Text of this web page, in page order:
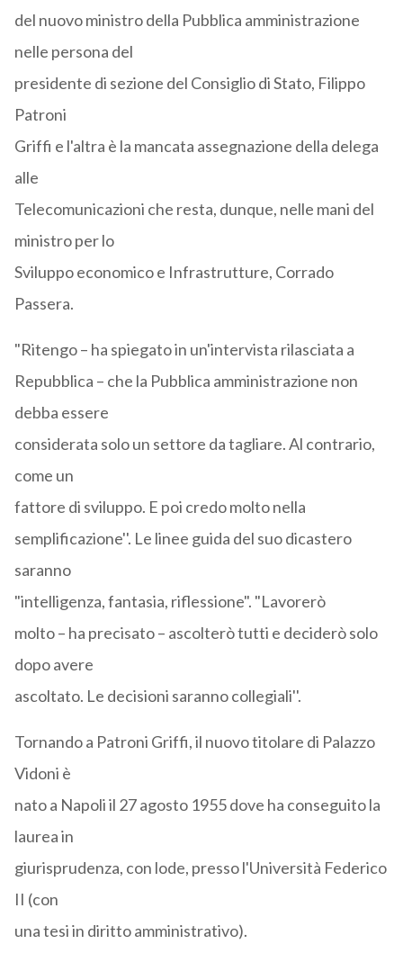
del nuovo ministro della Pubblica amministrazione
nelle persona del
presidente di sezione del Consiglio di Stato, Filippo
Patroni
Griffi e l'altra è la mancata assegnazione della delega
alle
Telecomunicazioni che resta, dunque, nelle mani del
ministro per lo
Sviluppo economico e Infrastrutture, Corrado
Passera.
"Ritengo – ha spiegato in un'intervista rilasciata a
Repubblica – che la Pubblica amministrazione non
debba essere
considerata solo un settore da tagliare. Al contrario,
come un
fattore di sviluppo. E poi credo molto nella
semplificazione''. Le linee guida del suo dicastero
saranno
"intelligenza, fantasia, riflessione". "Lavorerò
molto – ha precisato – ascolterò tutti e deciderò solo
dopo avere
ascoltato. Le decisioni saranno collegiali''.
Tornando a Patroni Griffi, il nuovo titolare di Palazzo
Vidoni è
nato a Napoli il 27 agosto 1955 dove ha conseguito la
laurea in
giurisprudenza, con lode, presso l'Università Federico
II (con
una tesi in diritto amministrativo).